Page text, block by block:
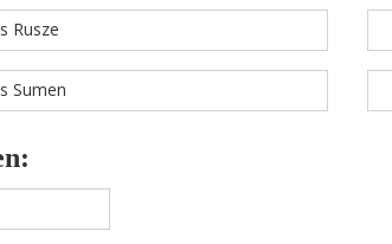
Rusze
Sumen